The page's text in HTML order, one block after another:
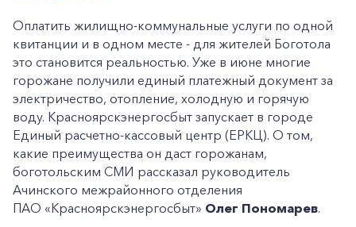
Оплатить жилищно-коммунальные услуги по одной
квитанции и в одном месте - для жителей Боготола
это становится реальностью. Уже в июне многие
горожане получили единый платежный документ за
электричество, отопление, холодную и горячую
воду. Красноярскэнергосбыт запускает в городе
Единый расчетно-кассовый центр (ЕРКЦ). О том,
какие преимущества он даст горожанам,
боготольским СМИ рассказал руководитель
Ачинского межрайонного отделения
ПАО «Красноярскэнергосбыт» Олег Пономарев.